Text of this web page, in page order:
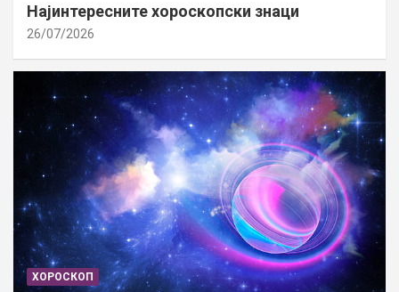
Најинтересните хороскопски знаци
26/07/2026
ХОРОСКОП